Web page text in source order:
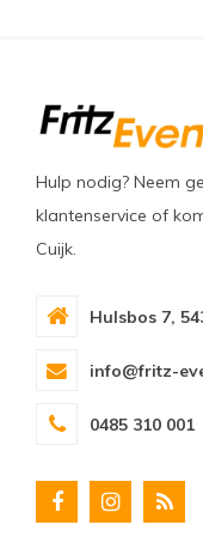
Hulp nodig? Neem
klantenservice of
Cuijk.
Hulsbos 7,
info@fritz-
0485 310 001